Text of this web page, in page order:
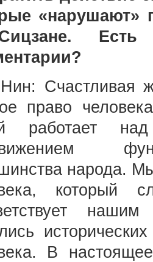
«нарушают»
Счастливая
право
работает
народа.
который
В